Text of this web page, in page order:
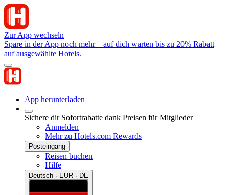
Zur App wechseln
Spare in der App noch mehr – auf dich warten bis zu 20% Rabatt
auf ausgewählte Hotels.
App herunterladen
Sichere dir Sofortrabatte dank Preisen für Mitglieder
Anmelden
Mehr zu Hotels.com Rewards
Posteingang
Reisen buchen
Hilfe
Deutsch · EUR · DE